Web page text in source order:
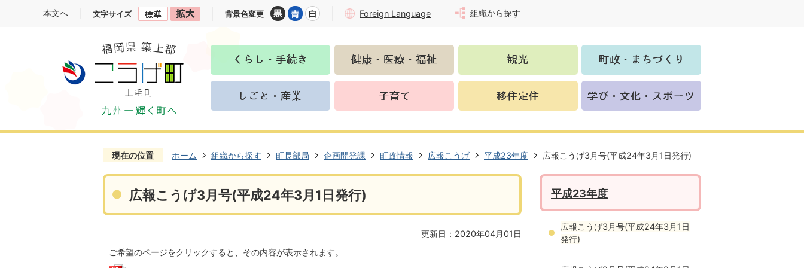
本文へ 文字サイズ 背景色変更 Foreign Language 組織から探す
現在の位置 ホーム 組織から探す 町長部局 企画開発課 町政情報 広報こうげ 平成23年度 広報こうげ3月号(平成24年3月1日発行)
広報こうげ3月号(平成24年3月1日発行)
更新日：2020年04月01日
ご希望のページをクリックすると、その内容が表示されます。
平成23年度
広報こうげ3月号(平成24年3月1日
発行)